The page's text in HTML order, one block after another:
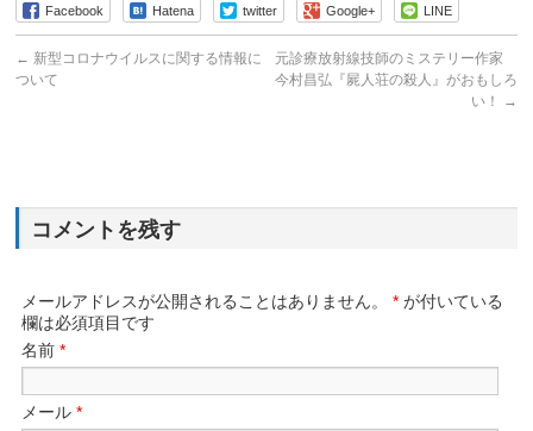
Facebook Hatena twitter Google+ LINE
← 新型コロナウイルスに関する情報に
ついて
元診療放射線技師のミステリー作家
今村昌弘『屍人荘の殺人』がおもしろ
い！
→
コメントを残す
メールアドレスが公開されることはありません。 * が付いている
欄は必須項目です
名前*
メール*